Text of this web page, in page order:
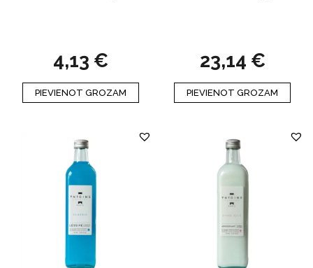
4,13 €
PIEVIENOT GROZAM
23,14 €
PIEVIENOT GROZAM